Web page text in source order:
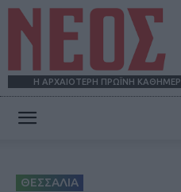
Η ΑΡΧΑΙΟΤΕΡΗ ΠΡΩΪΝΗ
ΘΕΣΣΑΛΙΑ